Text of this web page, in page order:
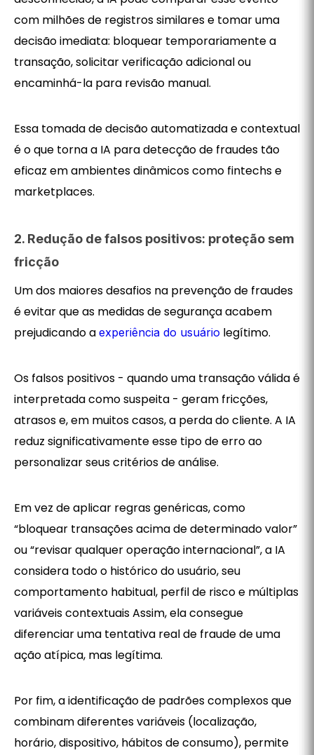
com milhões de registros similares e tomar uma
decisão imediata: bloquear temporariamente a
transação, solicitar verificação adicional ou
encaminhá-la para revisão manual.
Essa tomada de decisão automatizada e contextual
é o que torna a IA para detecção de fraudes tão
eficaz em ambientes dinâmicos como fintechs e
marketplaces.
2. Redução de falsos positivos: proteção sem
fricção
Um dos maiores desafios na prevenção de fraudes
é evitar que as medidas de segurança acabem
prejudicando a experiência do usuário legítimo.
Os falsos positivos - quando uma transação válida é
interpretada como suspeita - geram fricções,
atrasos e, em muitos casos, a perda do cliente. A IA
reduz significativamente esse tipo de erro ao
personalizar seus critérios de análise.
Em vez de aplicar regras genéricas, como
“bloquear transações acima de determinado valor”
ou “revisar qualquer operação internacional”, a IA
considera todo o histórico do usuário, seu
comportamento habitual, perfil de risco e múltiplas
variáveis contextuais Assim, ela consegue
diferenciar uma tentativa real de fraude de uma
ação atípica, mas legítima.
Por fim, a identificação de padrões complexos que
combinam diferentes variáveis (localização,
horário, dispositivo, hábitos de consumo), permite